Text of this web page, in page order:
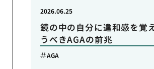
鏡の中の自分に違和感を覚
うべきAGAの前兆
2026.06.25
AGA